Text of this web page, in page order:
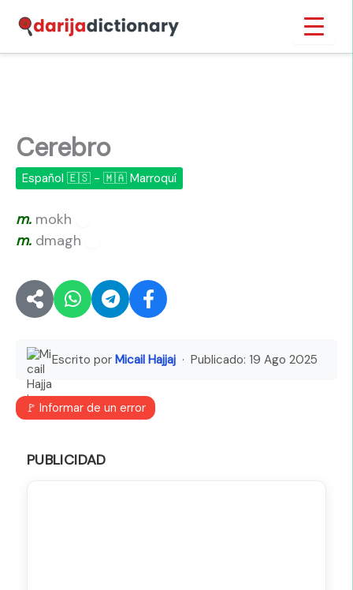
contenido
Cerebro
Español 🇪🇸 - 🇲🇦 Marroquí
m. mokh
m. dmagh
Escrito por Micail Hajjaj · Publicado: 19 Ago 2025
🚩 Informar de un error
PUBLICIDAD